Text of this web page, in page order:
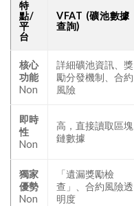
特
點/
平
台
VFAT (礦池數據
查詢)
核心
功能
Non
詳細礦池資訊、獎
勵分發機制、合約
風險
即時
性
Non
高，直接讀取區塊
鏈數據
獨家
優勢
Non
「遺漏獎勵檢
查」、合約風險透
明度